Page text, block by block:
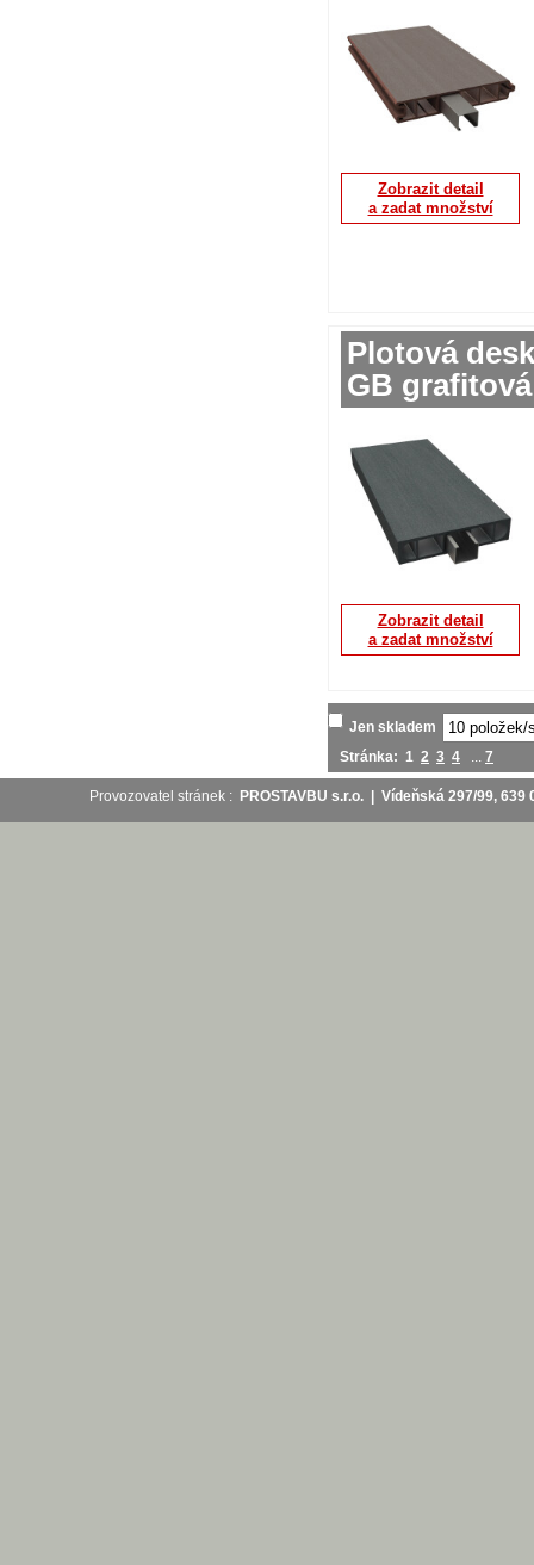
Zobrazit detail
a zadat množství
Plotová
GB
Zobrazit detail
a zadat množství
Jen skladem
Stránka: 1 2 3 4 7
Provozovatel stránek : PROSTAVBU s.r.o. | Vídeňská 297/99,